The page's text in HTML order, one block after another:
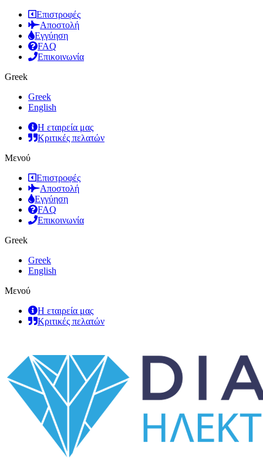
Επιστροφές
Αποστολή
Εγγύηση
FAQ
Επικοινωνία
Greek
Greek
English
Η εταιρεία μας
Κριτικές πελατών
Μενού
Επιστροφές
Αποστολή
Εγγύηση
FAQ
Επικοινωνία
Greek
Greek
English
Μενού
Η εταιρεία μας
Κριτικές πελατών